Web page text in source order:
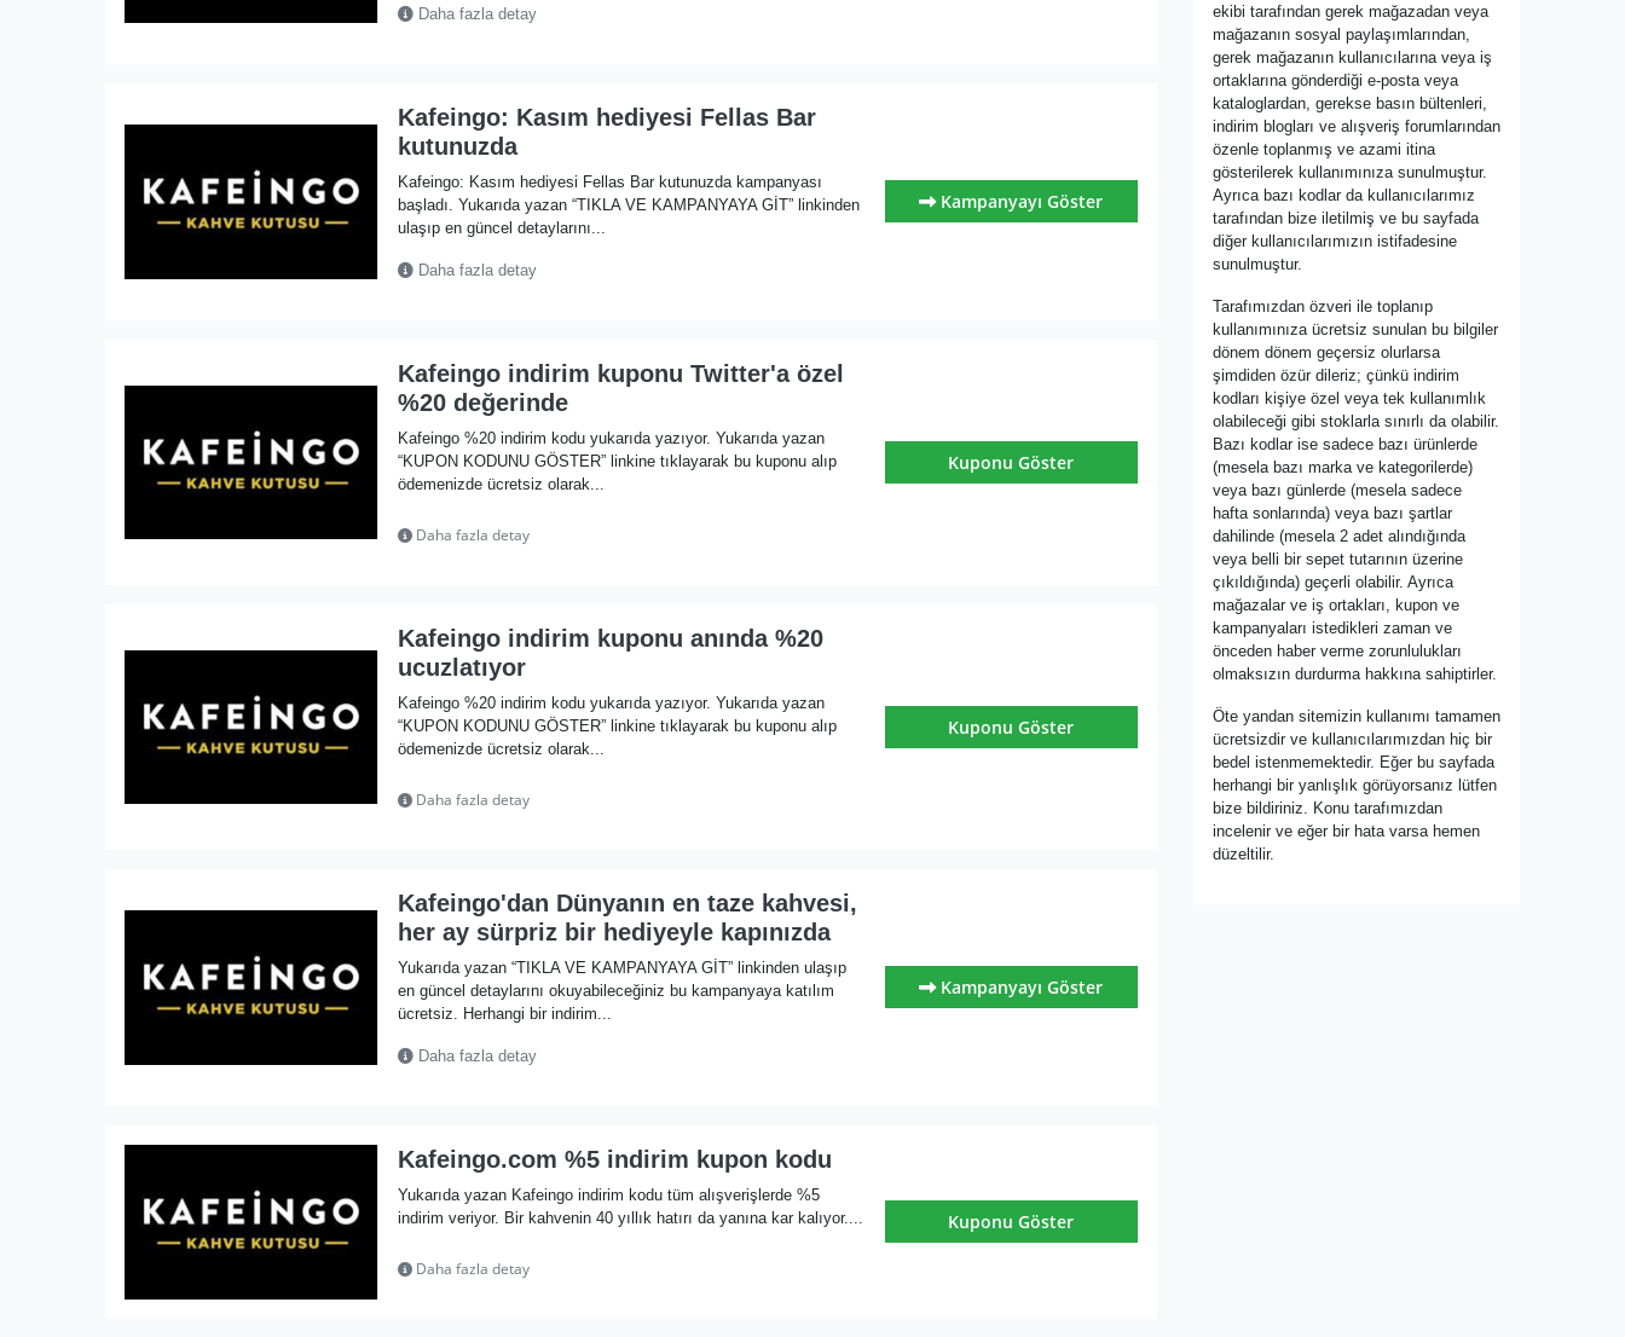
Daha fazla detay
Kafeingo: Kasım hediyesi Fellas Bar
kutunuzda
Kafeingo: Kasım hediyesi Fellas Bar kutunuzda kampanyası
başladı. Yukarıda yazan “TIKLA VE KAMPANYAYA GİT” linkinden
ulaşıp en güncel detaylarını...
Daha fazla detay
Kampanyayı Göster
Kafeingo indirim kuponu Twitter'a özel
%20 değerinde
Kafeingo %20 indirim kodu yukarıda yazıyor. Yukarıda yazan
“KUPON KODUNU GÖSTER” linkine tıklayarak bu kuponu alıp
ödemenizde ücretsiz olarak...
Daha fazla detay
Kuponu Göster
Kafeingo indirim kuponu anında %20
ucuzlatıyor
Kafeingo %20 indirim kodu yukarıda yazıyor. Yukarıda yazan
“KUPON KODUNU GÖSTER” linkine tıklayarak bu kuponu alıp
ödemenizde ücretsiz olarak...
Daha fazla detay
Kuponu Göster
Kafeingo'dan Dünyanın en taze kahvesi,
her ay sürpriz bir hediyeyle kapınızda
Yukarıda yazan “TIKLA VE KAMPANYAYA GİT” linkinden ulaşıp
en güncel detaylarını okuyabileceğiniz bu kampanyaya katılım
ücretsiz. Herhangi bir indirim...
Daha fazla detay
Kampanyayı Göster
Kafeingo.com %5 indirim kupon kodu
Yukarıda yazan Kafeingo indirim kodu tüm alışverişlerde %5
indirim veriyor. Bir kahvenin 40 yıllık hatırı da yanına kar kalıyor....
Daha fazla detay
Kuponu Göster
ekibi tarafından gerek mağazadan veya
mağazanın sosyal paylaşımlarından,
gerek mağazanın kullanıcılarına veya iş
ortaklarına gönderdiği e-posta veya
kataloglardan, gerekse basın bültenleri,
indirim blogları ve alışveriş forumlarından
özenle toplanmış ve azami itina
gösterilerek kullanımınıza sunulmuştur.
Ayrıca bazı kodlar da kullanıcılarımız
tarafından bize iletilmiş ve bu sayfada
diğer kullanıcılarımızın istifadesine
sunulmuştur.
Tarafımızdan özveri ile toplanıp
kullanımınıza ücretsiz sunulan bu bilgiler
dönem dönem geçersiz olurlarsa
şimdiden özür dileriz; çünkü indirim
kodları kişiye özel veya tek kullanımlık
olabileceği gibi stoklarla sınırlı da olabilir.
Bazı kodlar ise sadece bazı ürünlerde
(mesela bazı marka ve kategorilerde)
veya bazı günlerde (mesela sadece
hafta sonlarında) veya bazı şartlar
dahilinde (mesela 2 adet alındığında
veya belli bir sepet tutarının üzerine
çıkıldığında) geçerli olabilir. Ayrıca
mağazalar ve iş ortakları, kupon ve
kampanyaları istedikleri zaman ve
önceden haber verme zorunlulukları
olmaksızın durdurma hakkına sahiptirler.
Öte yandan sitemizin kullanımı tamamen
ücretsizdir ve kullanıcılarımızdan hiç bir
bedel istenmemektedir. Eğer bu sayfada
herhangi bir yanlışlık görüyorsanız lütfen
bize bildiriniz. Konu tarafımızdan
incelenir ve eğer bir hata varsa hemen
düzeltilir.